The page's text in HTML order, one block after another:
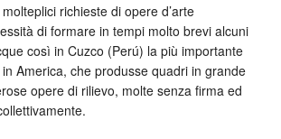
richieste di opere d’arte
di formare in tempi molto brevi alcuni
così in Cuzco (Perú) la più importante
America, che produsse quadri in grande
opere di rilievo, molte senza firma ed